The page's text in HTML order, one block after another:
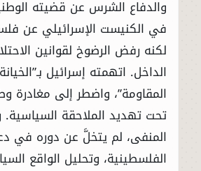
والدفاع الشرس عن قضيته
في الكنيست الإسرائيلي عن
لكنه رفض الرضوخ لقوانين
الداخل. اتهمته إسرائيل
تحت تهديد الملاحقة
المنفى، لم يتخلَّ عن دوره في
الفلسطينية، وتحليل الواقع